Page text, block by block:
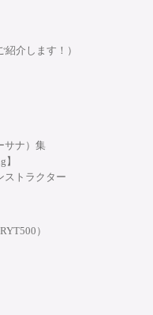
科目：150時間＋選択
カリキュラムを終了し
ておりませんが、期間
更、講座の閉講、その
ていただく可能性もご
・開催スケジュール
リコロールのサポー
ス～症例別・目的別プログラ
ィフィケーションスキルアッ
養成コース
介します！）
サナ）集
ストラクター
）